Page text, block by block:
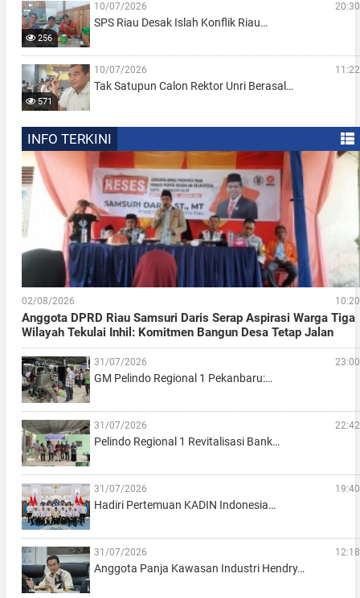
256
10/07/2026 20:30
SPS Riau Desak Islah Konflik Riau…
571
10/07/2026 11:22
Tak Satupun Calon Rektor Unri Berasal…
INFO TERKINI
02/08/2026 10:20
Anggota DPRD Riau Samsuri Daris Serap Aspirasi Warga Tiga
Wilayah Tekulai Inhil: Komitmen Bangun Desa Tetap Jalan
31/07/2026 23:00
GM Pelindo Regional 1 Pekanbaru:…
31/07/2026 22:42
Pelindo Regional 1 Revitalisasi Bank…
31/07/2026 19:40
Hadiri Pertemuan KADIN Indonesia…
31/07/2026 12:18
Anggota Panja Kawasan Industri Hendry…